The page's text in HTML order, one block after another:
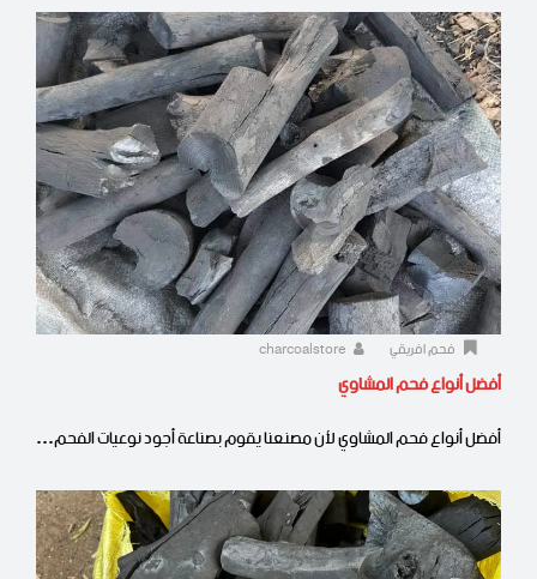
فحم افريقي
أفضل أنواع فحم المشاوي
أفضل أنواع فحم المشاوي لأن مصنعنا يقوم بصناعة أجود نوعيات الفحم…